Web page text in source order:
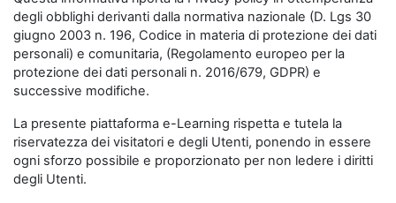
degli obblighi derivanti dalla normativa nazionale (D. Lgs 30
giugno 2003 n. 196, Codice in materia di protezione dei dati
personali) e comunitaria, (Regolamento europeo per la
protezione dei dati personali n. 2016/679, GDPR) e
successive modifiche.
La presente piattaforma e-Learning rispetta e tutela la
riservatezza dei visitatori e degli Utenti, ponendo in essere
ogni sforzo possibile e proporzionato per non ledere i diritti
degli Utenti.